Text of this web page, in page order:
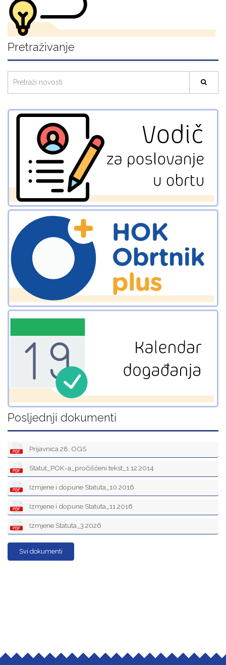
Pretraživanje
Posljednji dokumenti
Prijavnica 28. OGS
Statut_POK-a_pročišćeni tekst_1.12.2014
Izmjene i dopune Statuta_10.2016
Izmjene i dopune Statuta_11.2016
Izmjene Statuta_3.2026
Svi dokumenti